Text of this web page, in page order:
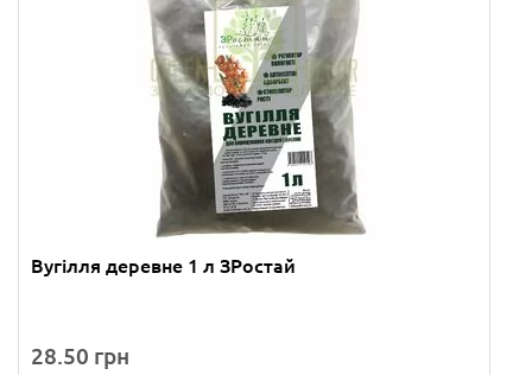
Вугілля деревне 1 л ЗРостай
28.50 грн